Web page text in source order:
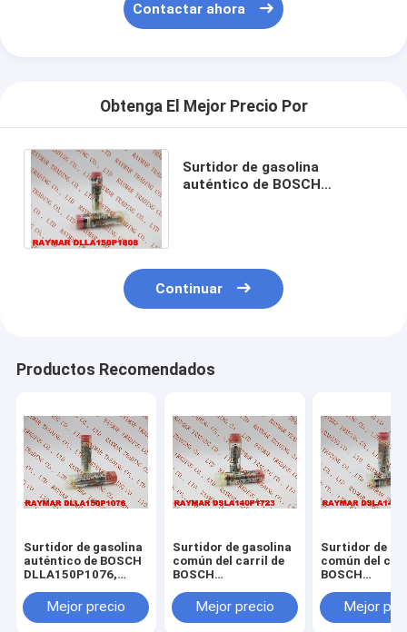
Contactar ahora
Obtenga El Mejor Precio Por
Surtidor de gasolina
auténtico de BOSCH
Continuar
Productos Recomendados
Surtidor de gasolina
auténtico de BOSCH
DLLA150P1076,
0445120084,
0445120019,
Mejor precio
Surtidor de gasolina
común del carril de
BOSCH
0433175481 para
0445120123,
Mejor precio
Surtidor de
común del
BOSCH
0433175271
0445120007,
Mejor